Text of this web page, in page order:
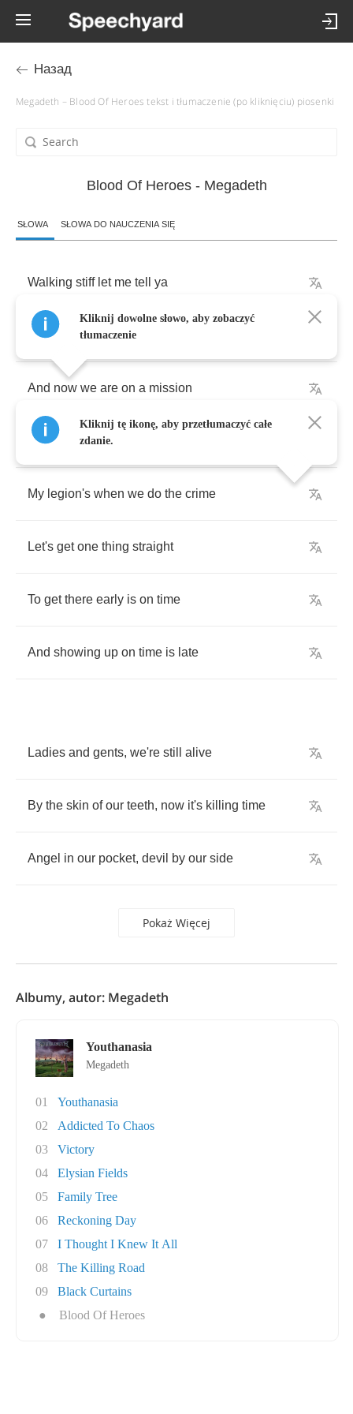
Назад
Megadeth – Blood Of Heroes tekst i tłumaczenie (po kliknięciu) piosenki
Blood Of Heroes - Megadeth
SŁOWA SŁOWA DO NAUCZENIA SIĘ
Walking stiff let me tell ya
Better left for dead
And now we are on a mission
Well it's full speed
My legion's when we do the crime
Let's get one thing straight
To get there early is on time
And showing up on time is late
Ladies and gents, we're still alive
By the skin of our teeth, now it's killing time
Angel in our pocket, devil by our side
Pokaż Więcej
Kliknij dowolne słowo, aby zobaczyć
tłumaczenie
Kliknij tę ikonę, aby przetłumaczyć całe
zdanie.
Albumy, autor: Megadeth
Youthanasia
Megadeth
01
Youthanasia
02
Addicted To Chaos
03
Victory
04
Elysian Fields
05
Family Tree
06
Reckoning Day
07
I Thought I Knew It All
08
The Killing Road
09
Black Curtains
●
Blood Of Heroes